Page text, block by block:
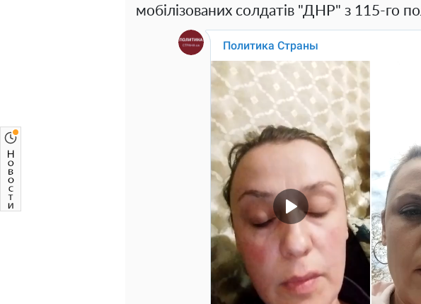
мобілізованих солдатів "ДНР" з 115-го